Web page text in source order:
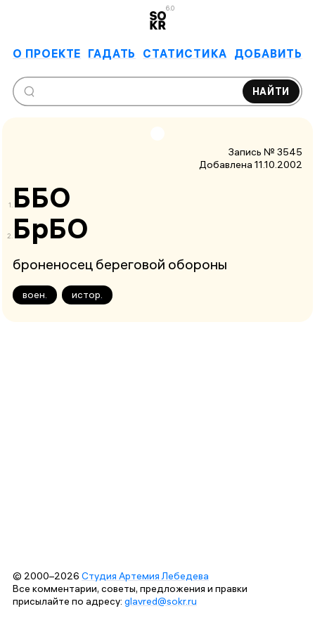
6.0
О ПРОЕКТЕ ГАДАТЬ СТАТИСТИКА ДОБАВИТЬ
НАЙТИ
Запись № 3545
Добавлена 11.10.2002
ББО
БрБО
броненосец береговой обороны
воен. истор.
© 2000–2026 Студия Артемия Лебедева
Все комментарии, советы, предложения и правки
присылайте по адресу: glavred@sokr.ru